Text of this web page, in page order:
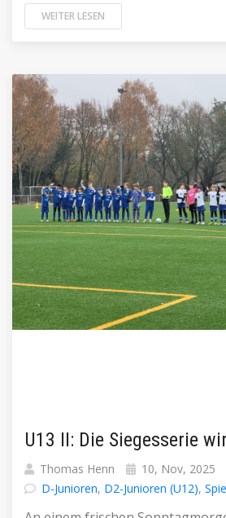
WEITER LESEN
U13 II: Die Siegesserie
Thomas Henn
10, Nov, 2025
D-Junioren, D2-Junioren (U12),